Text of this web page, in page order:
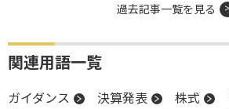
過去記事一覧を見る
関連用語一覧
ガイダンス 決算発表 株式